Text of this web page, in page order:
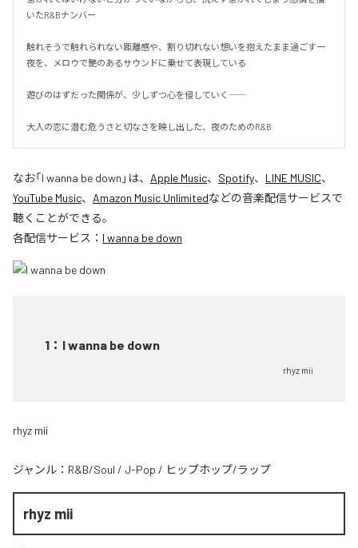
いたR&Bナンバー
触れそうで触れられない距離感や、割り切れない想いを抱えたまま過ごす一
夜を、メロウで艶のあるサウンドに乗せて表現している
遊びのはずだった関係が、少しずつ心を侵していく――
大人の恋に潜む危うさと切なさを映し出した、夜のためのR&B
なお「I wanna be down 」は、 Apple Music、 Spotify、 LINE MUSIC、
YouTube Music、 Amazon Music Unlimitedなどの音楽配信サービスで
聴くことができる。
各配信サービス： I wanna be down
1 ： I wanna be down
rhyz mii
rhyz mii
ジャンル： R&B/Soul / J-Pop / ヒップホップ/ラップ
rhyz mii